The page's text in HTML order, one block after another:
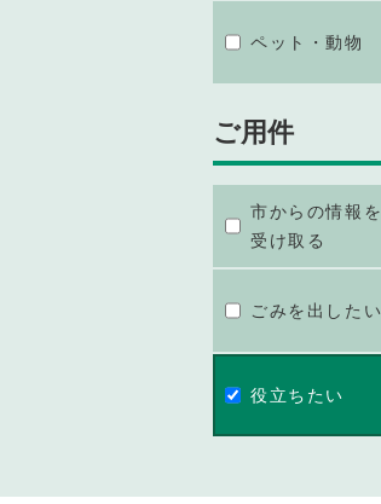
ペット・動物
ご用件
市からの情報を
受け取る
ごみを出したい
役立ちたい